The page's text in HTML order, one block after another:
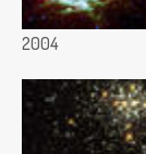
2004